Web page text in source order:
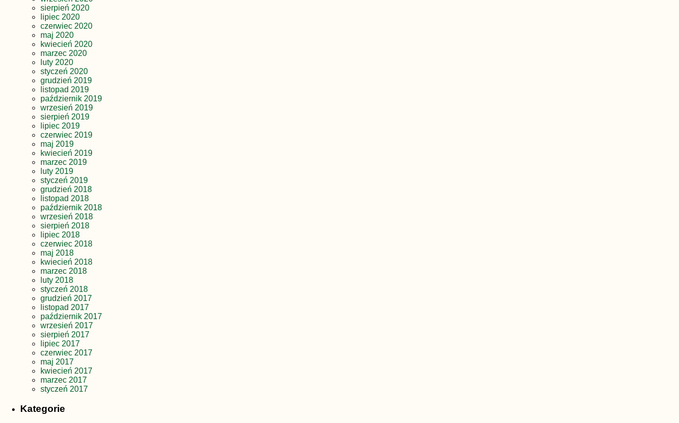
sierpień 2020
lipiec 2020
czerwiec 2020
maj 2020
kwiecień 2020
marzec 2020
luty 2020
styczeń 2020
grudzień 2019
listopad 2019
październik 2019
wrzesień 2019
sierpień 2019
lipiec 2019
czerwiec 2019
maj 2019
kwiecień 2019
marzec 2019
luty 2019
styczeń 2019
grudzień 2018
listopad 2018
październik 2018
wrzesień 2018
sierpień 2018
lipiec 2018
czerwiec 2018
maj 2018
kwiecień 2018
marzec 2018
luty 2018
styczeń 2018
grudzień 2017
listopad 2017
październik 2017
wrzesień 2017
sierpień 2017
lipiec 2017
czerwiec 2017
maj 2017
kwiecień 2017
marzec 2017
styczeń 2017
Kategorie